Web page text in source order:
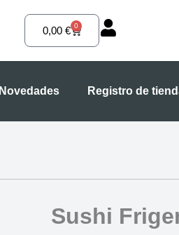
0,00 € 0
Carrito
Novedades Registro de
Sushi